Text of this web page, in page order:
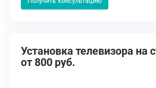
Установка телевизора на
от 800 руб.